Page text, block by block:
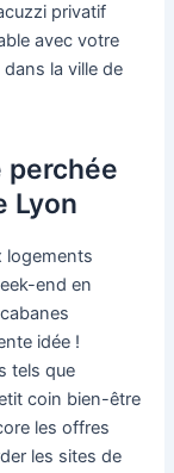
privatif
avec votre
la ville de
perchée
Lyon
logements
end en
idée !
tels que
coin bien-être
les offres
les sites de